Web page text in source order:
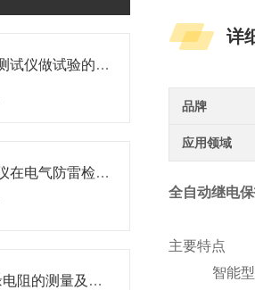
微机继电保护测试仪做试验的各种用途
防雷元件测试仪在电气防雷检测工作中的应用与实操要点
10KV电缆绝缘电阻的测量及测量方法
详
品牌
应用领域
全自动继电
主要特点
智能型主